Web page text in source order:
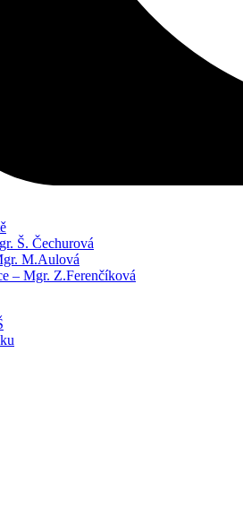
Š. Čechurová
M.Aulová
– Mgr. Z.Ferenčíková